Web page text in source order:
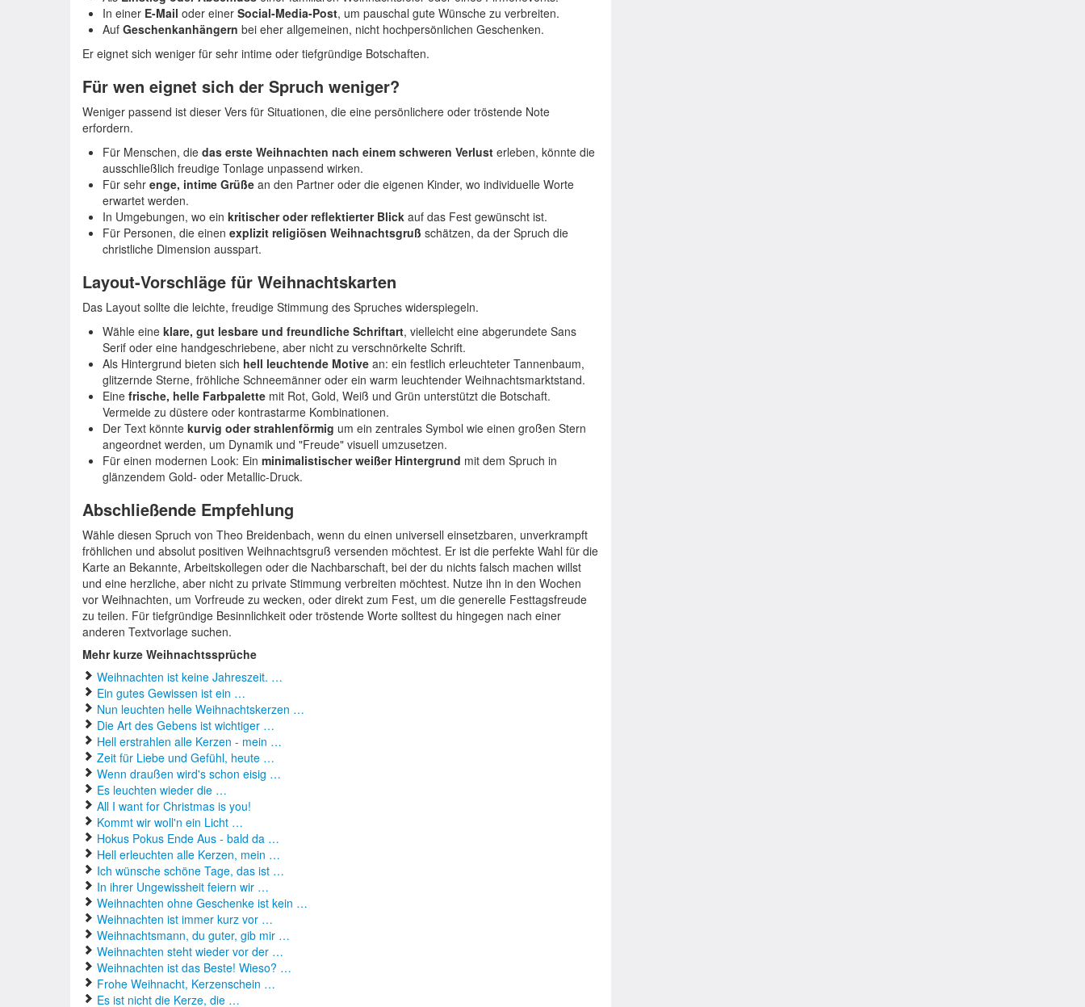
In einer E-Mail oder einer Social-Media-Post, um pauschal gute Wünsche zu verbreiten.
Auf Geschenkanhängern bei eher allgemeinen, nicht hochpersönlichen Geschenken.
Er eignet sich weniger für sehr intime oder tiefgründige Botschaften.
Für wen eignet sich der Spruch weniger?
Weniger passend ist dieser Vers für Situationen, die eine persönlichere oder tröstende Note
erfordern.
Für Menschen, die das erste Weihnachten nach einem schweren Verlust erleben, könnte die
ausschließlich freudige Tonlage unpassend wirken.
Für sehr enge, intime Grüße an den Partner oder die eigenen Kinder, wo individuelle Worte
erwartet werden.
In Umgebungen, wo ein kritischer oder reflektierter Blick auf das Fest gewünscht ist.
Für Personen, die einen explizit religiösen Weihnachtsgruß schätzen, da der Spruch die
christliche Dimension ausspart.
Layout-Vorschläge für Weihnachtskarten
Das Layout sollte die leichte, freudige Stimmung des Spruches widerspiegeln.
Wähle eine klare, gut lesbare und freundliche Schriftart, vielleicht eine abgerundete Sans
Serif oder eine handgeschriebene, aber nicht zu verschnörkelte Schrift.
Als Hintergrund bieten sich hell leuchtende Motive an: ein festlich erleuchteter Tannenbaum,
glitzernde Sterne, fröhliche Schneemänner oder ein warm leuchtender Weihnachtsmarktstand.
Eine frische, helle Farbpalette mit Rot, Gold, Weiß und Grün unterstützt die Botschaft.
Vermeide zu düstere oder kontrastarme Kombinationen.
Der Text könnte kurvig oder strahlenförmig um ein zentrales Symbol wie einen großen Stern
angeordnet werden, um Dynamik und "Freude" visuell umzusetzen.
Für einen modernen Look: Ein minimalistischer weißer Hintergrund mit dem Spruch in
glänzendem Gold- oder Metallic-Druck.
Abschließende Empfehlung
Wähle diesen Spruch von Theo Breidenbach, wenn du einen universell einsetzbaren, unverkrampft
fröhlichen und absolut positiven Weihnachtsgruß versenden möchtest. Er ist die perfekte Wahl für die
Karte an Bekannte, Arbeitskollegen oder die Nachbarschaft, bei der du nichts falsch machen willst
und eine herzliche, aber nicht zu private Stimmung verbreiten möchtest. Nutze ihn in den Wochen
vor Weihnachten, um Vorfreude zu wecken, oder direkt zum Fest, um die generelle Festtagsfreude
zu teilen. Für tiefgründige Besinnlichkeit oder tröstende Worte solltest du hingegen nach einer
anderen Textvorlage suchen.
Mehr kurze Weihnachtssprüche
Weihnachten ist keine Jahreszeit. …
Ein gutes Gewissen ist ein …
Nun leuchten helle Weihnachtskerzen …
Die Art des Gebens ist wichtiger …
Hell erstrahlen alle Kerzen - mein …
Zeit für Liebe und Gefühl, heute …
Wenn draußen wird's schon eisig …
Es leuchten wieder die …
All I want for Christmas is you!
Kommt wir woll'n ein Licht …
Hokus Pokus Ende Aus - bald da …
Hell erleuchten alle Kerzen, mein …
Ich wünsche schöne Tage, das ist …
In ihrer Ungewissheit feiern wir …
Weihnachten ohne Geschenke ist kein …
Weihnachten ist immer kurz vor …
Weihnachtsmann, du guter, gib mir …
Weihnachten steht wieder vor der …
Weihnachten ist das Beste! Wieso? …
Frohe Weihnacht, Kerzenschein …
Es ist nicht die Kerze, die …